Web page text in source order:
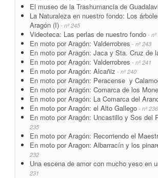
El museo de la Trashumancia de
La Naturaleza en nuestro fondo: Los
Aragón (I) - nº 245
Videoteca: Las perlas de nuestro fondo -
En moto por Aragón: Valderrobres - nº 243
En moto por Aragón: Jaca y Sta. Cruz de
En moto por Aragón: Valderrobres - nº 241
En moto por Aragón: Alcañiz - nº 240
En moto por Aragón: Peracense y
En moto por Aragón: Comarca de los
En moto por Aragón: La Comarca del
En moto por Aragón: el Alto Gallego - nº 236
En moto por Aragón: Uncastillo y Sos del
235
En moto por Aragón: Recorriendo el
En moto por Aragon: Albarracín y los
232
Una escena de amor con mucho yeso en
231